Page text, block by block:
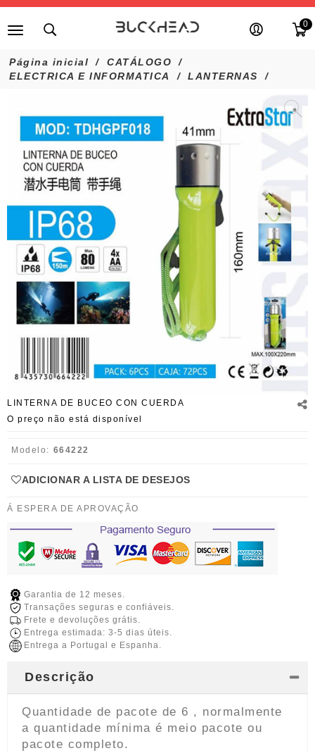
0
Página inicial
CATÁLOGO
ELECTRICA E INFORMATICA
LANTERNAS
LINTERNA DE BUCEO CON CUERDA
O preço não está disponível
Modelo: 664222
ADICIONAR A LISTA DE DESEJOS
Á ESPERA DE APROVAÇÃO
Garantia de 12 meses.
Transações seguras e confiáveis.
Frete e devoluções grátis.
Entrega estimada: 3-5 dias úteis.
Entrega a Portugal e Espanha.
Descrição
Quantidade de pacote de 6 , normalmente
a quantidade mínima é meio pacote ou
pacote completo.